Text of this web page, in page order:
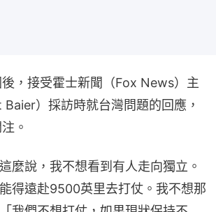
，接受霍士新聞（Fox News）主
）採訪時就台灣問題的回應，
。
麼說，我不想看到有人走向獨立。
得遠赴9500英里去打仗。我不想那